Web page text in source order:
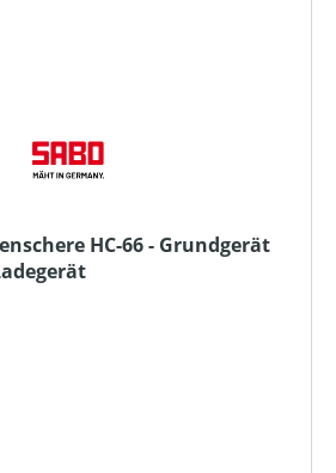
HC-66 - Grundgerät